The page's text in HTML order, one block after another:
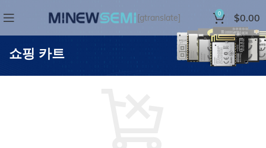
[gtranslate] 0 $0.00
쇼핑 카트